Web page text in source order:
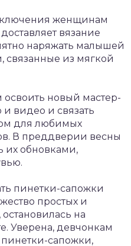
женщинам
вязание
наряжать малышей
из мягкой
новый мастер-
видео и связать
для любимых
В преддверии весны
их обновками,
пинетки-сапожки
простых и
на
Уверена, девчонкам
сапожки,